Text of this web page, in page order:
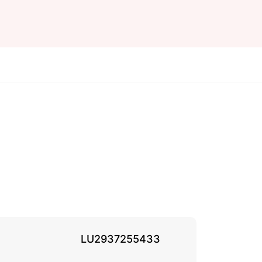
LU2937255433